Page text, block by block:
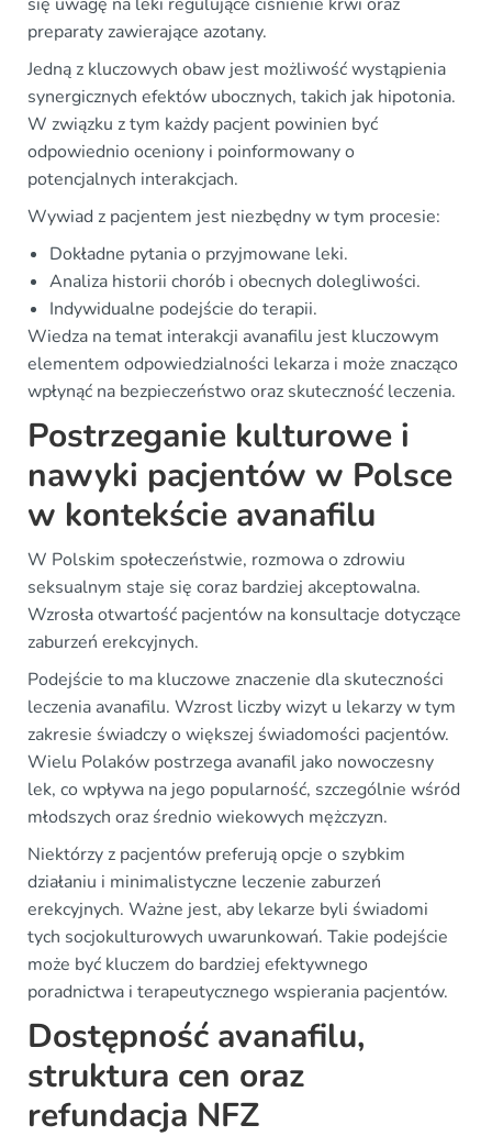
preparaty zawierające azotany.
Jedną z kluczowych obaw jest możliwość wystąpienia
synergicznych efektów ubocznych, takich jak hipotonia.
W związku z tym każdy pacjent powinien być
odpowiednio oceniony i poinformowany o
potencjalnych interakcjach.
Wywiad z pacjentem jest niezbędny w tym procesie:
Dokładne pytania o przyjmowane leki.
Analiza historii chorób i obecnych dolegliwości.
Indywidualne podejście do terapii.
Wiedza na temat interakcji avanafilu jest kluczowym
elementem odpowiedzialności lekarza i może znacząco
wpłynąć na bezpieczeństwo oraz skuteczność leczenia.
Postrzeganie kulturowe i
nawyki pacjentów w Polsce
w kontekście avanafilu
W Polskim społeczeństwie, rozmowa o zdrowiu
seksualnym staje się coraz bardziej akceptowalna.
Wzrosła otwartość pacjentów na konsultacje dotyczące
zaburzeń erekcyjnych.
Podejście to ma kluczowe znaczenie dla skuteczności
leczenia avanafilu. Wzrost liczby wizyt u lekarzy w tym
zakresie świadczy o większej świadomości pacjentów.
Wielu Polaków postrzega avanafil jako nowoczesny
lek, co wpływa na jego popularność, szczególnie wśród
młodszych oraz średnio wiekowych mężczyzn.
Niektórzy z pacjentów preferują opcje o szybkim
działaniu i minimalistyczne leczenie zaburzeń
erekcyjnych. Ważne jest, aby lekarze byli świadomi
tych socjokulturowych uwarunkowań. Takie podejście
może być kluczem do bardziej efektywnego
poradnictwa i terapeutycznego wspierania pacjentów.
Dostępność avanafilu,
struktura cen oraz
refundacja NFZ